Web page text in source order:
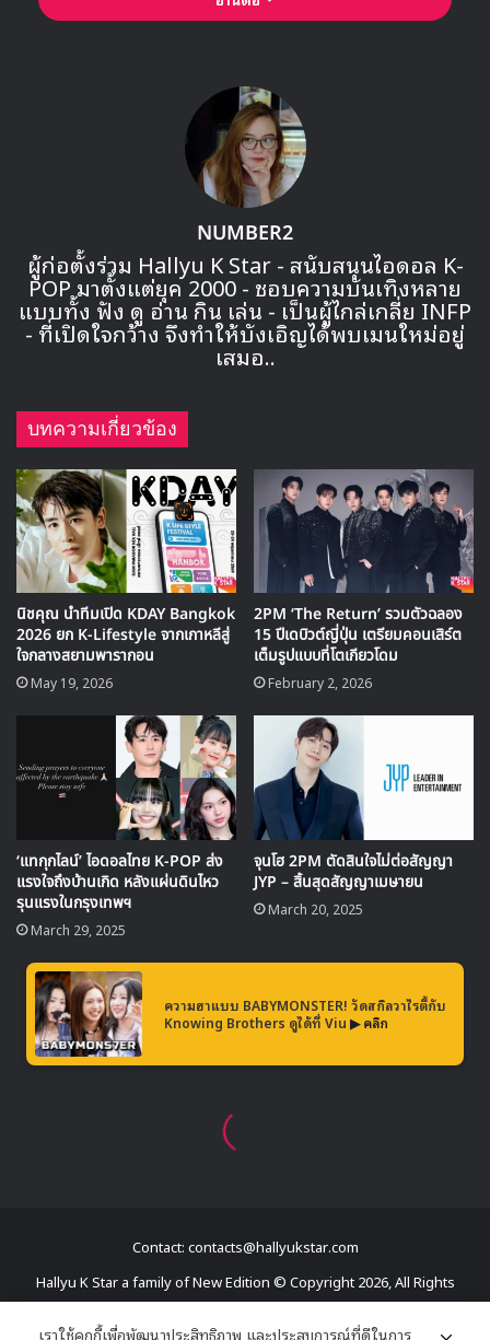
เวลาเที่ยงคืนของเกาหลี ออฟฟิศเชียลปล่อยรูปทีเซอร์เดี่ยว
สมาชิกคนที่ 11 คืออีฟพร้อมกับข้อความว่า
“넌 날 깨우는 Dejavu – เธอเป็นเดจาวู ที่ปลุกฉันให้ตื่นขึ้น”
: อัพเดต 11/02/2019
Contact: contacts@hallyukstar.com
Hallyu K Star a family of New Edition © Copyright 2026, All Rights
เราใช้คุกกี้เพื่อพัฒนาประสิทธิภาพ และประสบการณ์ที่ดีในการ